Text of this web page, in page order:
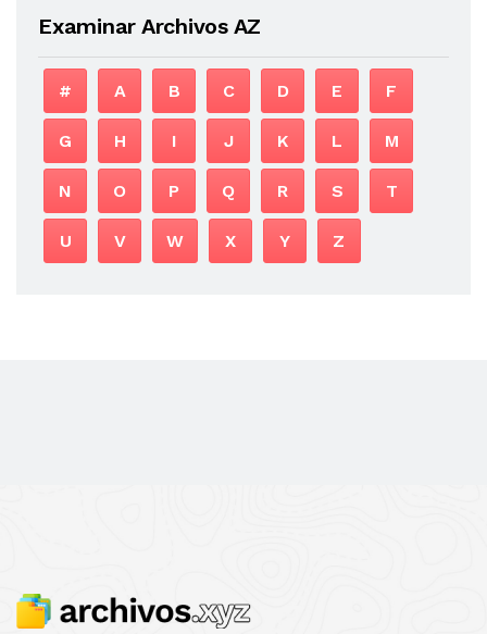
Examinar Archivos AZ
# A B C D E F
G H I J K L M
N O P Q R S T
U V W X Y Z